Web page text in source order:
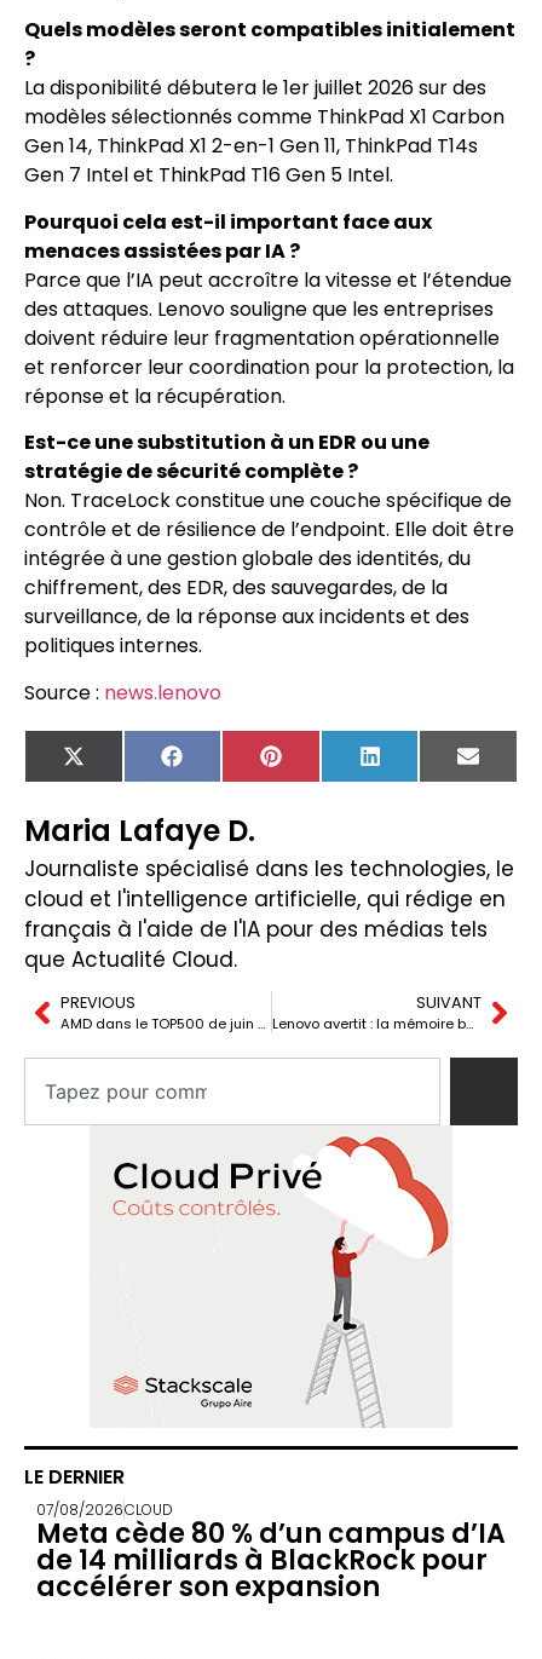
Quels modèles seront compatibles initialement
?
La disponibilité débutera le 1er juillet 2026 sur des
modèles sélectionnés comme ThinkPad X1 Carbon
Gen 14, ThinkPad X1 2-en-1 Gen 11, ThinkPad T14s
Gen 7 Intel et ThinkPad T16 Gen 5 Intel.
Pourquoi cela est-il important face aux
menaces assistées par IA ?
Parce que l’IA peut accroître la vitesse et l’étendue
des attaques. Lenovo souligne que les entreprises
doivent réduire leur fragmentation opérationnelle
et renforcer leur coordination pour la protection, la
réponse et la récupération.
Est-ce une substitution à un EDR ou une
stratégie de sécurité complète ?
Non. TraceLock constitue une couche spécifique de
contrôle et de résilience de l’endpoint. Elle doit être
intégrée à une gestion globale des identités, du
chiffrement, des EDR, des sauvegardes, de la
surveillance, de la réponse aux incidents et des
politiques internes.
Source : news.lenovo
X
(Twitter)
FacebookPinterest LinkedIn Email
Maria Lafaye D.
Journaliste spécialisé dans les technologies, le
cloud et l'intelligence artificielle, qui rédige en
français à l'aide de l'IA pour des médias tels
que Actualité Cloud.
PREVIOUS
AMD dans le TOP500 de juin 2026 : 4 superordinateurs du top 10 tournent sur son architecture
SUIVANT
Lenovo avertit : la mémoire bon marché ne reviendra pas bientôt et l’IA a déjà changé le prix du PC
LE DERNIER
07/08/2026CLOUD
Meta cède 80 % d’un campus d’IA
de 14 milliards à BlackRock pour
accélérer son expansion